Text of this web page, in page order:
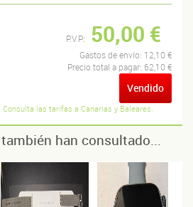
P.V.P: 50,00 €
Gastos de envío: 12,10 €
Precio total a pagar: 62,10 €
Vendido
Consulta las tarifas a Canarias y Baleares.
han consultado...